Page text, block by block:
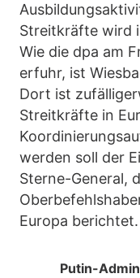
Streitkräfte wird
Wie die dpa am
erfuhr, ist
Dort ist
Streitkräfte in
werden soll der
Sterne-General,
Europa berichtet.
Putin-